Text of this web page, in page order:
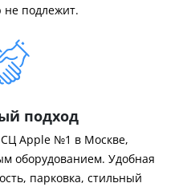
подлежит.
подход
Apple №1 в Москве,
оборудованием. Удобная
парковка, стильный